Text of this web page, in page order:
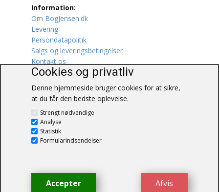
Lystfiskeri
Mad
Musik
Naturen
Oldtidskundskab
Øvrige
Information:
Om BogJensen.dk
Levering
Persondatapolitik
Salgs og leveringsbetingelser
Kontakt os
Blåkærvej 25
6052 Viuf
Tlf.:60703190
© BogJensen.dk – Alle rettigheder
Cookies og privatliv
Denne hjemmeside bruger cookies for at sikre,
at du får den bedste oplevelse.
Strengt nødvendige
Analyse
Statistik
Formularindsendelser
Afvis
Accepter